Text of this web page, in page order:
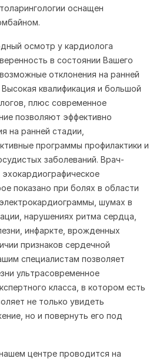
оснащен
осмотр у кардиолога
в состоянии Вашего
отклонения на ранней
квалификация и большой
плюс современное
позволяют эффективно
на ранней стадии,
программы профилактики и
заболеваний. Врач-
показано при болях в области
шумах в
нарушениях ритма сердца,
инфаркте, врожденных
признаков сердечной
специалистам позволяет
ультрасовременное
класса, в котором есть
не только увидеть
но и повернуть его под
центре проводится на